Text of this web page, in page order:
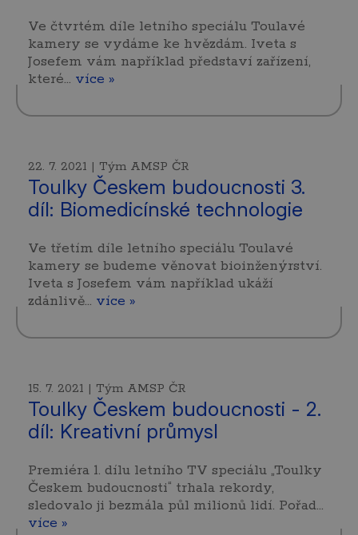
Ve čtvrtém díle letního speciálu Toulavé
kamery se vydáme ke hvězdám. Iveta s
Josefem vám například představí zařízení,
které… více »
22. 7. 2021 | Tým AMSP ČR
Toulky Českem budoucnosti 3.
díl: Biomedicínské technologie
Ve třetím díle letního speciálu Toulavé
kamery se budeme věnovat bioinženýrství.
Iveta s Josefem vám například ukáží
zdánlivě… více »
15. 7. 2021 | Tým AMSP ČR
Toulky Českem budoucnosti - 2.
díl: Kreativní průmysl
Premiéra 1. dílu letního TV speciálu „Toulky
Českem budoucnosti“ trhala rekordy,
sledovalo ji bezmála půl milionů lidí. Pořad…
více »